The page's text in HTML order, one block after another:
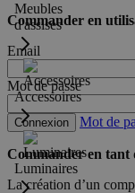
Meubles
d'assises
Accessoires
Luminaires
Commander en
Email
Mot de passe
Connexion Mot de
Commander en tant
La création d’un